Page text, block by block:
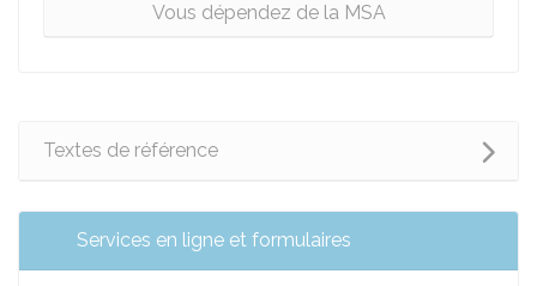
Vous dépendez de la MSA
Textes de référence
Services en ligne et formulaires